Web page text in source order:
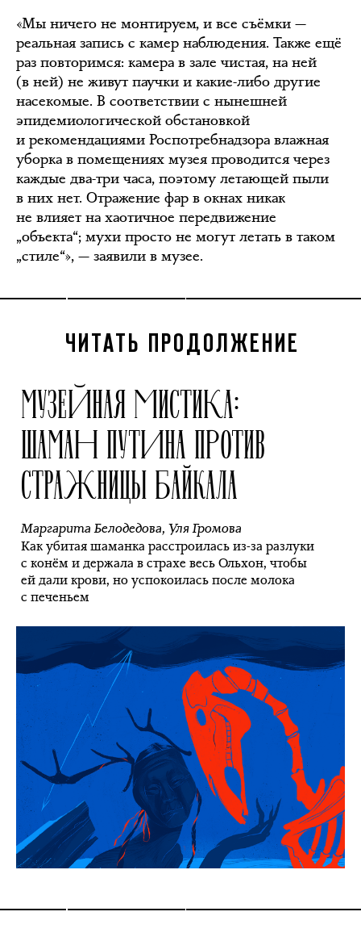
«Мы ничего не монтируем, и все съёмки —
реальная запись с камер наблюдения. Также ещё
раз повторимся: камера в зале чистая, на ней
(в ней) не живут паучки и какие-либо другие
насекомые. В соответствии с нынешней
эпидемиологической обстановкой
и рекомендациями Роспотребнадзора влажная
уборка в помещениях музея проводится через
каждые два-три часа, поэтому летающей пыли
в них нет. Отражение фар в окнах никак
не влияет на хаотичное передвижение
„объекта“; мухи просто не могут летать в таком
„стиле“», — заявили в музее.
ЧИТАТЬ ПРОДОЛЖЕНИЕ
МУЗЕЙНАЯ МИСТИКА:
ШАМАН ПУТИНА ПРОТИВ
СТРАЖНИЦЫ БАЙКАЛА
Маргарита Белодедова,Уля Громова
Как убитая шаманка расстроилась из-за разлуки
с конём и держала в страхе весь Ольхон, чтобы
ей дали крови, но успокоилась после молока
с печеньем